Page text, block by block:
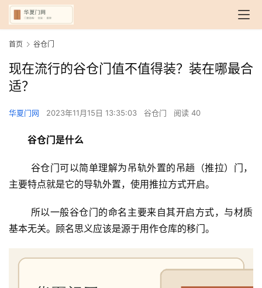
首页 谷仓门
现在流行的谷仓门值不值得装？装在哪最合
适？
华夏门网 2023年11月15日 13:35:03 谷仓门 阅读 40
谷仓门是什么
主要特点就是它的导轨外置，使用推拉方式开启。
基本无关。顾名思义应该是源于用作仓库的移门。